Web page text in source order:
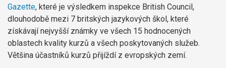
Gazette, které je výsledkem inspekce British Council,
dlouhodobě mezi 7 britských jazykových škol, které
získávají nejvyšší známky ve všech 15 hodnocených
oblastech kvality kurzů a všech poskytovaných služeb.
Většina účastníků kurzů přijíždí z evropských zemí.